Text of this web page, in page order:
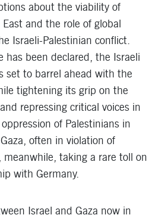
about the viability of
and the role of global
Israeli-Palestinian conflict.
has been declared, the Israeli
set to barrel ahead with the
tightening its grip on the
repressing critical voices in
of Palestinians in
often in violation of
taking a rare toll on
with Germany.
Israel and Gaza now in